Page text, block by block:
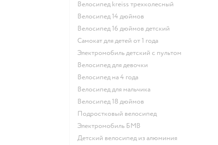
Велосипед kreiss трехколесный
Велосипед 14 дюймов
Велосипед 16 дюймов детский
Самокат для детей от 1 года
Электромобиль детский с пультом
Велосипед для девочки
Велосипед на 4 года
Велосипед для мальчика
Велосипед 18 дюймов
Подростковый велосипед
Электромобиль БМВ
Детский велосипед из алюминия